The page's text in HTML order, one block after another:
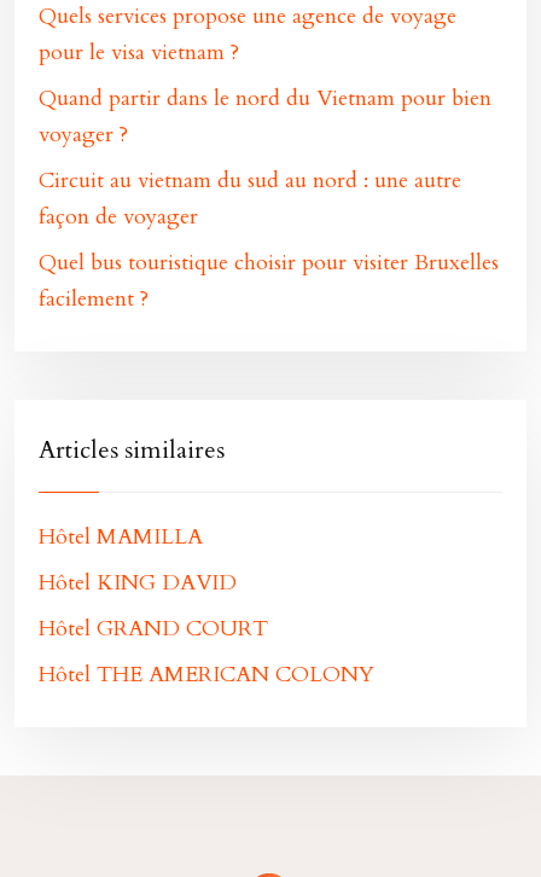
Quels services propose une agence de voyage
pour le visa vietnam ?
Quand partir dans le nord du Vietnam pour bien
voyager ?
Circuit au vietnam du sud au nord : une autre
façon de voyager
Quel bus touristique choisir pour visiter Bruxelles
facilement ?
Articles similaires
Hôtel MAMILLA
Hôtel KING DAVID
Hôtel GRAND COURT
Hôtel THE AMERICAN COLONY